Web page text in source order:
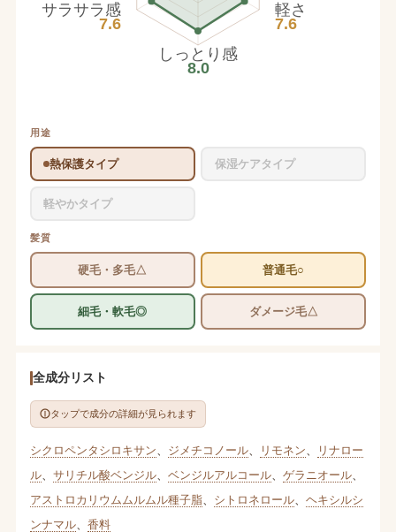
軽さ
7.6
しっとり感
8.0
サラサラ感
7.6
用途
熱保護タイプ 保湿ケアタイプ
軽やかタイプ
髪質
硬毛・多毛△ 普通毛○
細毛・軟毛◎ ダメージ毛△
全成分リスト
タップで成分の詳細が見られます
シクロペンタシロキサン ジメチコノール、 リモネン
リナロー
ル、 サリチル酸ベンジル、 ベンジルアルコール、 ゲラニオール、
アストロカリウムムルムル種子脂、 シトロネロール、 ヘキシルシ
ンナマル、 香料